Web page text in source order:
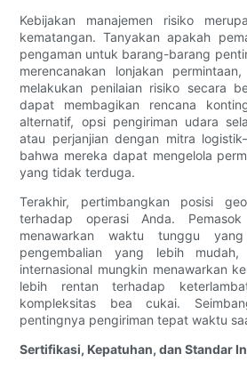
Kebijakan manajemen risiko
kematangan. Tanyakan apakah
pengaman untuk barang-barang
merencanakan lonjakan
melakukan penilaian risiko secara
dapat membagikan rencana
alternatif, opsi pengiriman udara
atau perjanjian dengan mitra
bahwa mereka dapat mengelola
yang tidak terduga.
Terakhir, pertimbangkan posisi
terhadap operasi Anda.
menawarkan waktu tunggu
pengembalian yang lebih mudah,
internasional mungkin menawarkan
lebih rentan terhadap
kompleksitas bea cukai.
pentingnya pengiriman tepat waktu
Sertifikasi, Kepatuhan, dan Standar